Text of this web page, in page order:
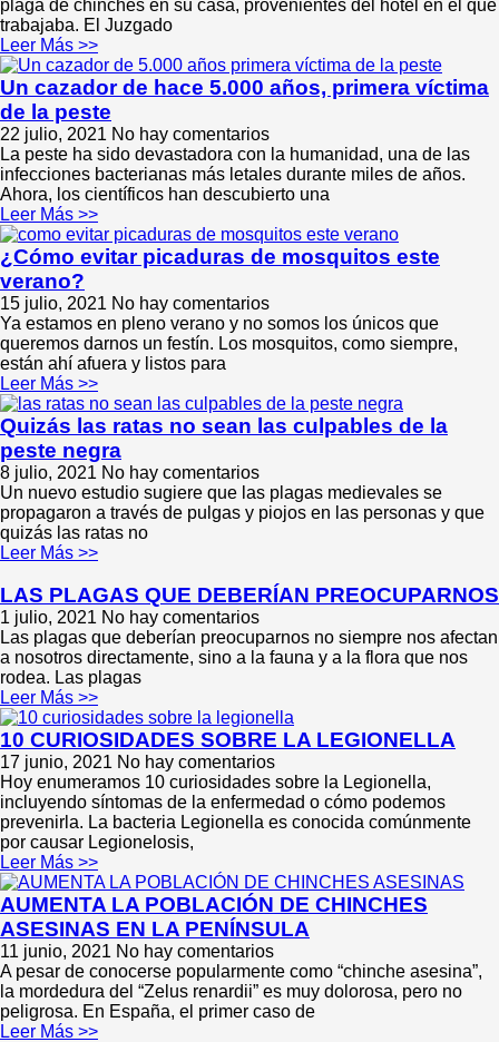
plaga de chinches en su casa, provenientes del hotel en el que
trabajaba. El Juzgado
Leer Más >>
Un cazador de hace 5.000 años, primera víctima
de la peste
22 julio, 2021 No hay comentarios
La peste ha sido devastadora con la humanidad, una de las
infecciones bacterianas más letales durante miles de años.
Ahora, los científicos han descubierto una
Leer Más >>
¿Cómo evitar picaduras de mosquitos este
verano?
15 julio, 2021 No hay comentarios
Ya estamos en pleno verano y no somos los únicos que
queremos darnos un festín. Los mosquitos, como siempre,
están ahí afuera y listos para
Leer Más >>
Quizás las ratas no sean las culpables de la
peste negra
8 julio, 2021 No hay comentarios
Un nuevo estudio sugiere que las plagas medievales se
propagaron a través de pulgas y piojos en las personas y que
quizás las ratas no
Leer Más >>
LAS PLAGAS QUE DEBERÍAN PREOCUPARNOS
1 julio, 2021 No hay comentarios
Las plagas que deberían preocuparnos no siempre nos afectan
a nosotros directamente, sino a la fauna y a la flora que nos
rodea. Las plagas
Leer Más >>
10 CURIOSIDADES SOBRE LA LEGIONELLA
17 junio, 2021 No hay comentarios
Hoy enumeramos 10 curiosidades sobre la Legionella,
incluyendo síntomas de la enfermedad o cómo podemos
prevenirla. La bacteria Legionella es conocida comúnmente
por causar Legionelosis,
Leer Más >>
AUMENTA LA POBLACIÓN DE CHINCHES
ASESINAS EN LA PENÍNSULA
11 junio, 2021 No hay comentarios
A pesar de conocerse popularmente como “chinche asesina”,
la mordedura del “Zelus renardii” es muy dolorosa, pero no
peligrosa. En España, el primer caso de
Leer Más >>